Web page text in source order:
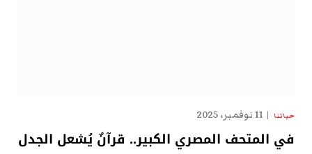
حياتنا 11 نوفمبر، 2025
في المتحف المصري الكبير.. قرآنٌ يُشعل الجدل